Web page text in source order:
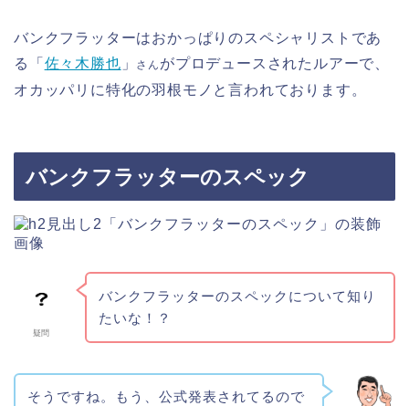
バンクフラッターはおかっぱりのスペシャリストであ
る「 佐々木勝也 」 さん がプロデュースされたルアーで、
オカッパリに特化の羽根モノと言われております。
バンクフラッターのスペック
疑問
バンクフラッターのスペックについて知り
たいな！？
そうですね。もう、公式発表されてるので